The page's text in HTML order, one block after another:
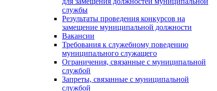
службы
Результаты проведения конкурсов на
замещение муниципальной должности
Вакансии
Требования к служебному поведению
муниципального служащего
Ограничения, связанные с муниципальной
службой
Запреты, связанные с муниципальной
службой